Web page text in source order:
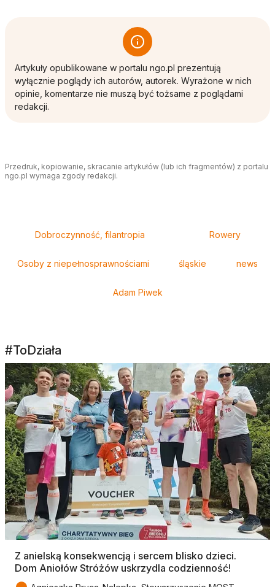
Artykuły opublikowane w portalu ngo.pl prezentują
wyłącznie poglądy ich autorów, autorek. Wyrażone w nich
opinie, komentarze nie muszą być tożsame z poglądami
redakcji.
Przedruk, kopiowanie, skracanie artykułów (lub ich fragmentów) z portalu
ngo.pl wymaga zgody redakcji.
Dobroczynność, filantropia Rowery
Osoby z niepełnosprawnościami śląskie news
Adam Piwek
#ToDziała
Z anielską konsekwencją i sercem blisko dzieci.
Dom Aniołów Stróżów uskrzydla codzienność!